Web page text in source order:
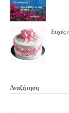
Ευχές
Αναζήτηση